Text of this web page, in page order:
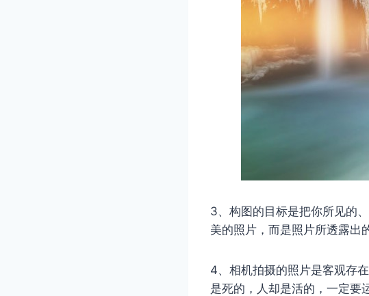
3、构图的目标是把你所见的
美的照片，而是照片所透露出
4、相机拍摄的照片是客观存
是死的，人却是活的，一定要